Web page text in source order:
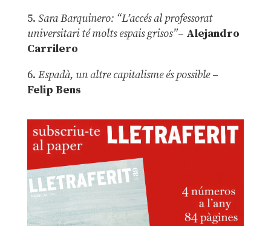
5. Sara Barquinero: “L’accés al professorat
universitari té molts espais grisos”– Alejandro
Carrilero
6. Espadà, un altre capitalisme és possible –
Felip Bens